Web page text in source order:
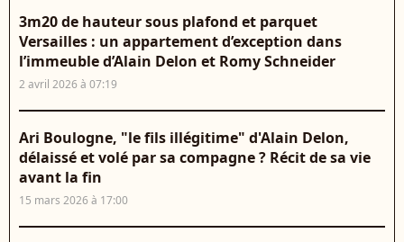
3m20 de hauteur sous plafond et parquet
Versailles : un appartement d’exception dans
l’immeuble d’Alain Delon et Romy Schneider
2 avril 2026 à 07:19
Ari Boulogne, "le fils illégitime" d'Alain Delon,
délaissé et volé par sa compagne ? Récit de sa vie
avant la fin
15 mars 2026 à 17:00